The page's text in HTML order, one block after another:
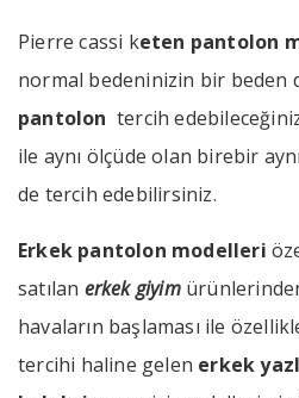
Pierre cassi keten pantolon
normal bedeninizin bir beden
pantolon tercih
ile aynı ölçüde olan birebir
de tercih edebilirsiniz.
Erkek pantolon modelleri
satılan erkek giyim
havaların başlaması ile
tercihi haline gelen erkek